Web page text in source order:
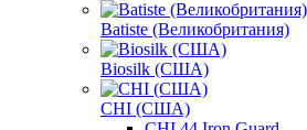
Batiste (Великобритания)
Biosilk (США)
CHI (США)